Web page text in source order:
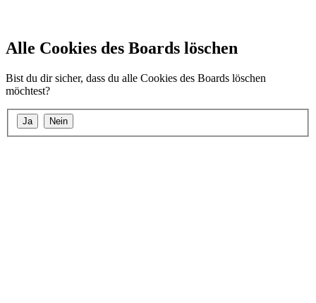
Alle Cookies des Boards löschen
Bist du dir sicher, dass du alle Cookies des Boards löschen
möchtest?